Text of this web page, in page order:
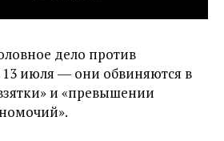
дело против
июля ― они обвиняются в
и «превышении